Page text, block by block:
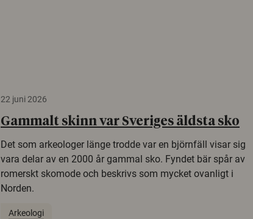
22 juni 2026
Gammalt skinn var Sveriges äldsta sko
Det som arkeologer länge trodde var en björnfäll visar sig
vara delar av en 2000 år gammal sko. Fyndet bär spår av
romerskt skomode och beskrivs som mycket ovanligt i
Norden.
Arkeologi